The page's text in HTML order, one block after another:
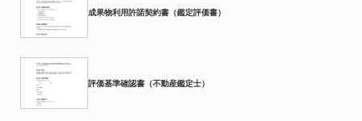
成果物利用許諾契約書（鑑定評価書）
評価基準確認書（不動産鑑定士）